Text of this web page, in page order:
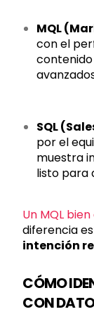
MQL
con el
SQL
por el
muestra
listo para
Un MQL
diferencia
intención
CÓMO
CON